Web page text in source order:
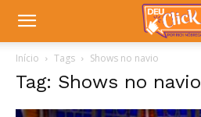
Início Tags Shows no navio
Tag: Shows no navio